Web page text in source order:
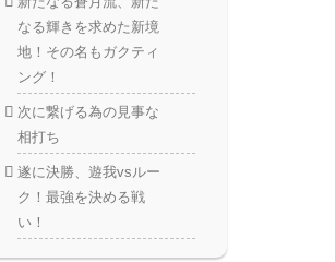
なる輝きを求めた新境
地！その名もガクティ
ング！
次に繋げる為の見事な
相打ち
遂に決勝、遊我vsルー
ク！最強を決める戦
い！